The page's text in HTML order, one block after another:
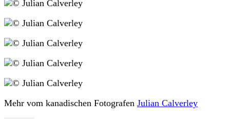
Mehr vom kanadischen Fotografen Julian Calverley